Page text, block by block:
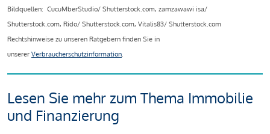
Bildquellen: CucuMberStudio/ Shutterstock.com, zamzawawi isa/
Shutterstock.com, Rido/ Shutterstock.com, Vitalis83/ Shutterstock.com
Rechtshinweise zu unseren Ratgebern finden Sie in
unserer Verbraucherschutzinformation.
Lesen Sie mehr zum Thema Immobilie
und Finanzierung